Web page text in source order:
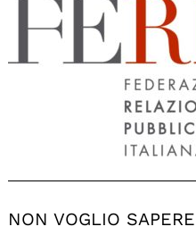
NON VOGLIO